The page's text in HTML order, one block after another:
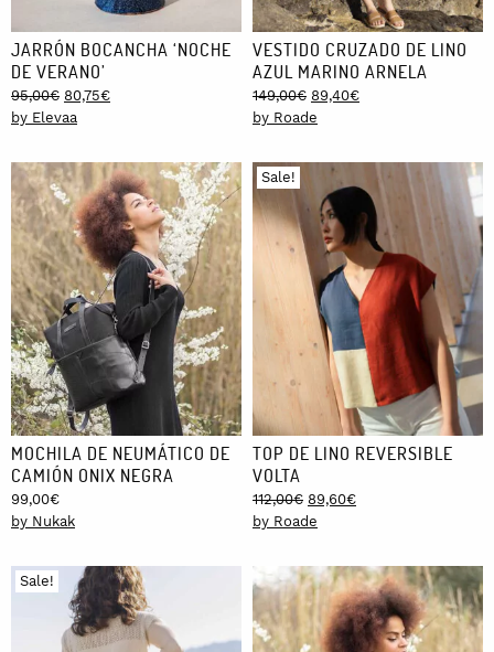
JARRÓN BOCANCHA ‘NOCHE
DE VERANO’
95,00€ Original
price
95,00€.
80,75€Current
80,75€.
by Elevaa
VESTIDO CRUZADO DE LINO
AZUL MARINO ARNELA
149,00€ Original
price
149,00€.
89,40€Current
89,40€.
by Roade
MOCHILA DE NEUMÁTICO DE
CAMIÓN ONIX NEGRA
99,00€
by Nukak
Sale!
TOP DE LINO REVERSIBLE
VOLTA
112,00€ Original
price
112,00€.
89,60€Current
89,60€.
by Roade
Sale!